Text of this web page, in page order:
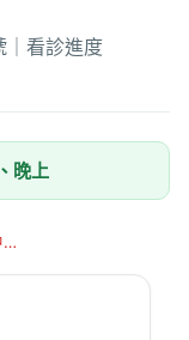
｜看診進度
晚上
…